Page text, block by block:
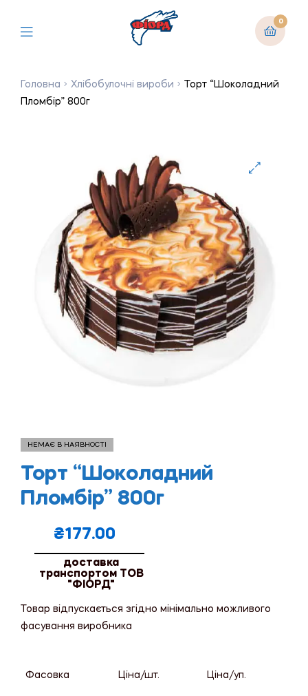
0
Головна Хлібобулочні вироби
Торт “Шоколадний
Пломбір” 800г
НЕМАЄ В НАЯВНОСТІ
Торт “Шоколадний
Пломбір” 800г
₴177.00
доставка
транспортом ТОВ
"ФІОРД"
Товар відпускається згідно мінімально можливого
фасування виробника
Фасовка Ціна/шт. Ціна/уп.